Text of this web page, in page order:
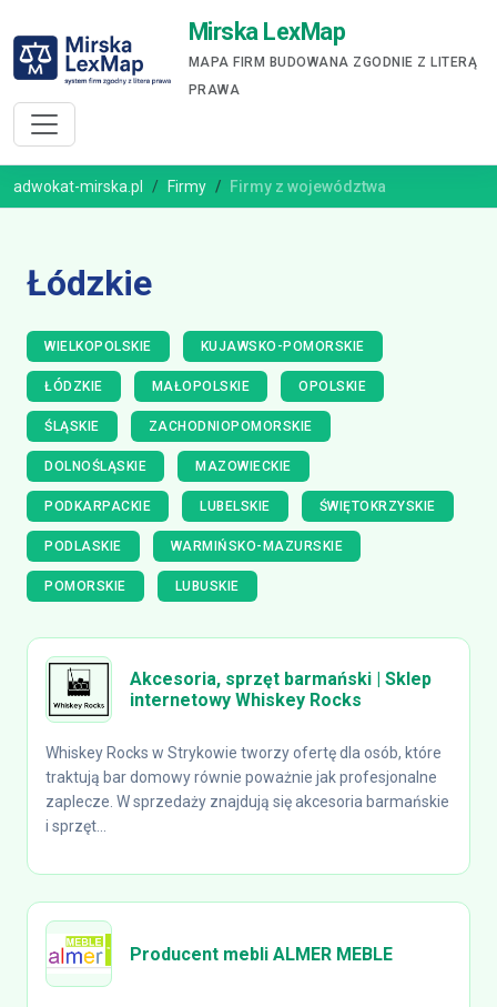
Mirska LexMap
MAPA FIRM BUDOWANA ZGODNIE Z LITERĄ
PRAWA
adwokat-mirska.pl Firmy Firmy z województwa
Łódzkie
WIELKOPOLSKIE KUJAWSKO-POMORSKIE
ŁÓDZKIE MAŁOPOLSKIE OPOLSKIE
ŚLĄSKIE ZACHODNIOPOMORSKIE
DOLNOŚLĄSKIE MAZOWIECKIE
PODKARPACKIE LUBELSKIE ŚWIĘTOKRZYSKIE
PODLASKIE WARMIŃSKO-MAZURSKIE
POMORSKIE LUBUSKIE
Akcesoria, sprzęt barmański | Sklep
internetowy Whiskey Rocks
Whiskey Rocks w Strykowie tworzy ofertę dla osób, które
traktują bar domowy równie poważnie jak profesjonalne
zaplecze. W sprzedaży znajdują się akcesoria barmańskie
i sprzęt...
Producent mebli ALMER MEBLE